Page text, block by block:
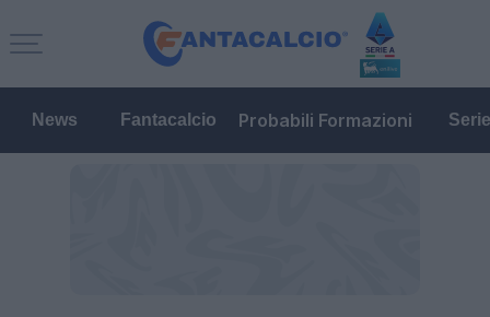
News Fantacalcio Probabili Formazioni